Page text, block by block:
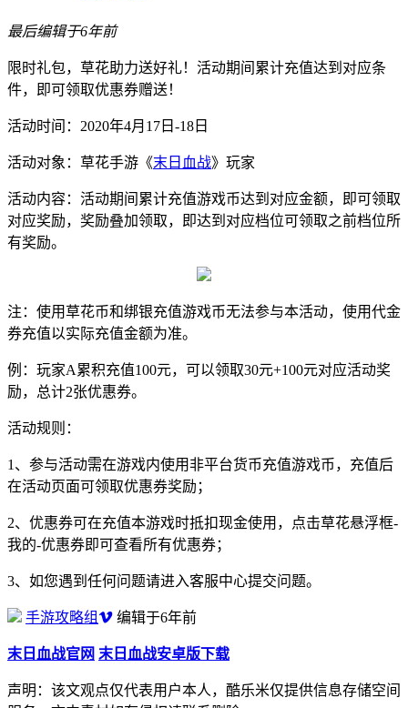
最后编辑于6年前
限时礼包，草花助力送好礼！活动期间累计充值达到对应条
件，即可领取优惠券赠送！
活动时间：2020年4月17日-18日
活动对象：草花手游《末日血战》玩家
活动内容：活动期间累计充值游戏币达到对应金额，即可领取
对应奖励，奖励叠加领取，即达到对应档位可领取之前档位所
有奖励。
注：使用草花币和绑银充值游戏币无法参与本活动，使用代金
券充值以实际充值金额为准。
例：玩家A累积充值100元，可以领取30元+100元对应活动奖
励，总计2张优惠券。
活动规则：
1、参与活动需在游戏内使用非平台货币充值游戏币，充值后
在活动页面可领取优惠券奖励；
2、优惠券可在充值本游戏时抵扣现金使用，点击草花悬浮框-
我的-优惠券即可查看所有优惠券；
3、如您遇到任何问题请进入客服中心提交问题。
手游攻略组 编辑于6年前
末日血战官网 末日血战安卓版下载
声明：该文观点仅代表用户本人，酷乐米仅提供信息存储空间